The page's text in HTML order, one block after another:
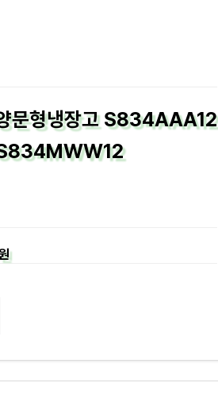
문형냉장고 S834AAA12
S834MWW12